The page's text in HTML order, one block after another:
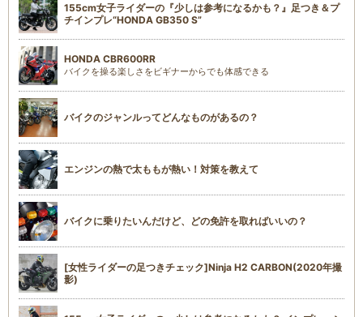
155cm女子ライダーの『少しは参考になるかも？』足つき＆プ
チインプレ“HONDA GB350 S”
HONDA CBR600RR
バイクを操る楽しさをビギナーからでも体感できる
バイクのジャンルってどんなものがあるの？
エンジンの熱で太ももが熱い！対策を教えて
バイクに乗りたいんだけど、どの免許を取ればいいの？
[女性ライダーの足つきチェック]Ninja H2 CARBON(2020年撮
影)